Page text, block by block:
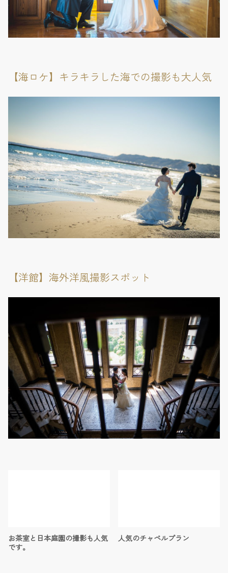
【海ロケ】キラキラした海での撮影も大人気
【洋館】海外洋風撮影スポット
お茶室と日本庭園の撮影も人気
です。
人気のチャペルプラン